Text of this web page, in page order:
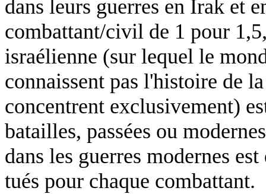
dans leurs guerres en Irak et
combattant/civil de 1 pour
israélienne (sur lequel le
connaissent pas l'histoire de
concentrent exclusivement)
batailles, passées ou
dans les guerres modernes
tués pour chaque combattant.